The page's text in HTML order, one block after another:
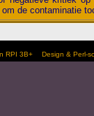
de contaminatie
RPI 3B+ Design &